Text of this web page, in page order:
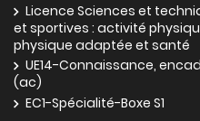
Licence Sciences et
et sportives : activité
physique adaptée et santé
UE14-Connaissance,
(ac)
EC1-Spécialité-Boxe S1